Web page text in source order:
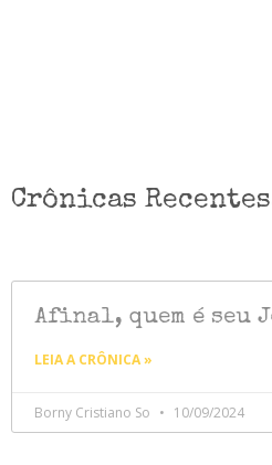
Crônicas
Afinal, quem é seu
LEIA A CRÔNICA »
Borny Cristiano So 10/09/2024